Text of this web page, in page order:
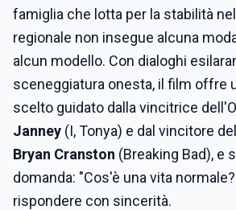
famiglia che lotta per la stabilità
regionale non insegue alcuna
alcun modello. Con dialoghi
sceneggiatura onesta, il film offre
scelto guidato dalla vincitrice
Janney (I, Tonya) e dal vincitore
Bryan Cranston (Breaking Bad), e
domanda: "Cos'è una vita
rispondere con sincerità.